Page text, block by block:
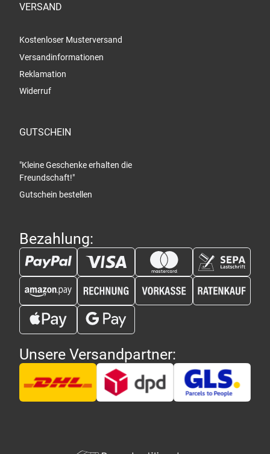
VERSAND
Kostenloser Musterversand
Versandinformationen
Reklamation
Widerruf
GUTSCHEIN
"Kleine Geschenke erhalten die
Freundschaft!"
Gutschein bestellen
Bezahlung:
Unsere Versandpartner: